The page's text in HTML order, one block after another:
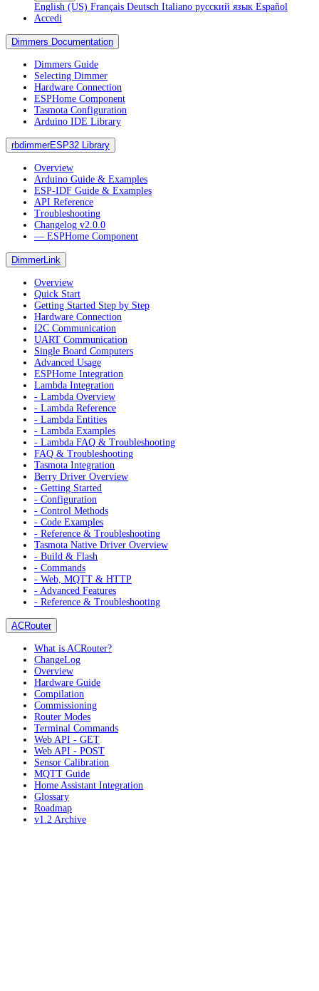
English (US) Français Deutsch Italiano русский язык Español
Accedi
Dimmers Documentation
Dimmers Guide
Selecting Dimmer
Hardware Connection
ESPHome Component
Tasmota Configuration
Arduino IDE Library
rbdimmerESP32 Library
Overview
Arduino Guide & Examples
ESP-IDF Guide & Examples
API Reference
Troubleshooting
Changelog v2.0.0
― ESPHome Component
DimmerLink
Overview
Quick Start
Getting Started Step by Step
Hardware Connection
I2C Communication
UART Communication
Single Board Computers
Advanced Usage
ESPHome Integration
Lambda Integration
- Lambda Overview
- Lambda Reference
- Lambda Entities
- Lambda Examples
- Lambda FAQ & Troubleshooting
FAQ & Troubleshooting
Tasmota Integration
Berry Driver Overview
- Getting Started
- Configuration
- Control Methods
- Code Examples
- Reference & Troubleshooting
Tasmota Native Driver Overview
- Build & Flash
- Commands
- Web, MQTT & HTTP
- Advanced Features
- Reference & Troubleshooting
ACRouter
What is ACRouter?
ChangeLog
Overview
Hardware Guide
Compilation
Commissioning
Router Modes
Terminal Commands
Web API - GET
Web API - POST
Sensor Calibration
MQTT Guide
Home Assistant Integration
Glossary
Roadmap
v1.2 Archive